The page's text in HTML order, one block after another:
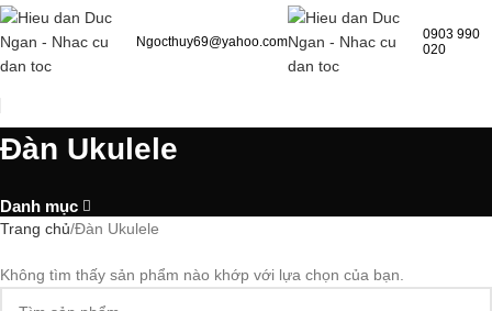
Ngocthuy69@yahoo.com
0903 990
020
Đàn Ukulele
Danh mục
Trang chủ Đàn Ukulele
Không tìm thấy sản phẩm nào khớp với lựa chọn của bạn.